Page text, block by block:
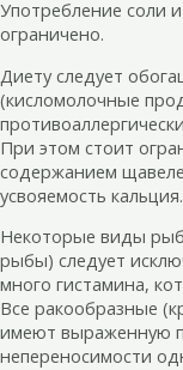
Употребление соли
ограничено.
Диету следует
(кисломолочные
При этом стоит
содержанием
усвояемость кальция.
Некоторые виды
рыбы) следует
много гистамина,
Все ракообразные
имеют выраженную
непереносимости